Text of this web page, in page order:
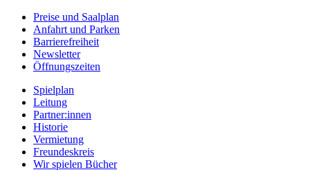
Preise und Saalplan
Anfahrt und Parken
Barrierefreiheit
Newsletter
Öffnungszeiten
Spielplan
Leitung
Partner:innen
Historie
Vermietung
Freundeskreis
Wir spielen Bücher